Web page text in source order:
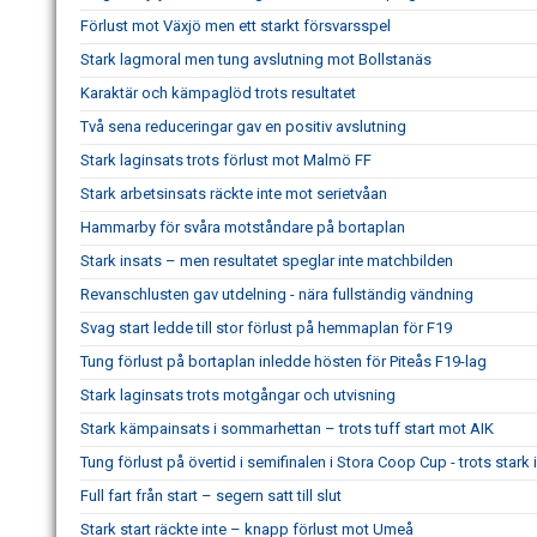
Förlust mot Växjö men ett starkt försvarsspel
Stark lagmoral men tung avslutning mot Bollstanäs
Karaktär och kämpaglöd trots resultatet
Två sena reduceringar gav en positiv avslutning
Stark laginsats trots förlust mot Malmö FF
Stark arbetsinsats räckte inte mot serietvåan
Hammarby för svåra motståndare på bortaplan
Stark insats – men resultatet speglar inte matchbilden
Revanschlusten gav utdelning - nära fullständig vändning
Svag start ledde till stor förlust på hemmaplan för F19
Tung förlust på bortaplan inledde hösten för Piteås F19-lag
Stark laginsats trots motgångar och utvisning
Stark kämpainsats i sommarhettan – trots tuff start mot AIK
Tung förlust på övertid i semifinalen i Stora Coop Cup - trots stark
Full fart från start – segern satt till slut
Stark start räckte inte – knapp förlust mot Umeå